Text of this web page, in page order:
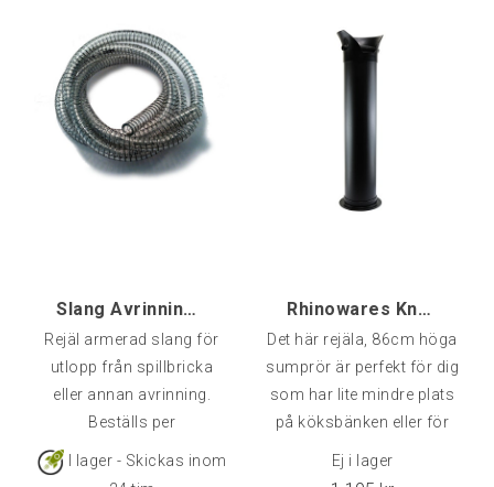
precision, samt en digital
display som visar
bönornas temperatur
under rostprocessen.
Efter färdig rost kyls
Slang Avrinning Armerad 18x25 mm, lpm
Rejäl armerad slang för
utlopp från spillbricka
eller annan avrinning.
Beställs per
löpmeter.Dimension
18x25 mm.OBS: Ej öppet
I lager - Skickas inom
Rhinowares Knockbox Golv-variant
Det här rejäla, 86cm höga
sumprör är perfekt för dig
som har lite mindre plats
på köksbänken eller för
den delen utmärkt för
Ej i lager